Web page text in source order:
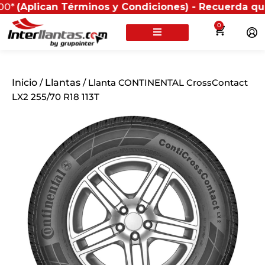
Términos y Condiciones) - Recuerda que si
0
Inicio / Llantas / Llanta CONTINENTAL CrossContact
LX2 255/70 R18 113T